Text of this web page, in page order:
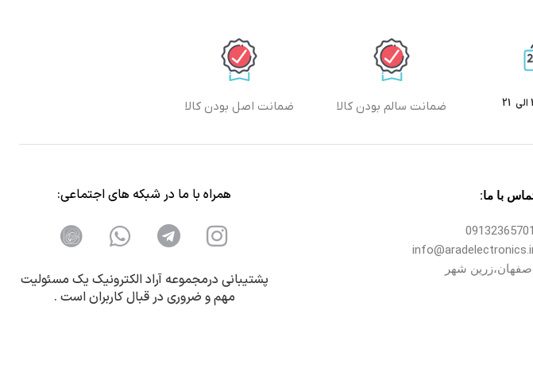
ضمانت سالم بودن کالا ضمانت اصل بودن کالا
با ما:
09132365701
شهر
همراه با ما در شبکه های اجتماعی:
پشتیبانی درمجموعه آراد الکترونیک یک مسئولیت
مهم و ضروری در قبال کاربران است .